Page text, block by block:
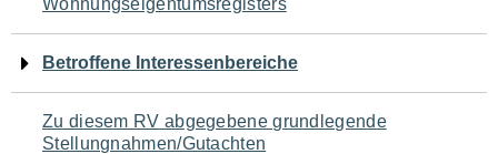
für
den
Seiteninhalt
Wohnungseigentumsregisters
Betroffene Interessenbereiche
Zu diesem RV abgegebene grundlegende
Stellungnahmen/Gutachten